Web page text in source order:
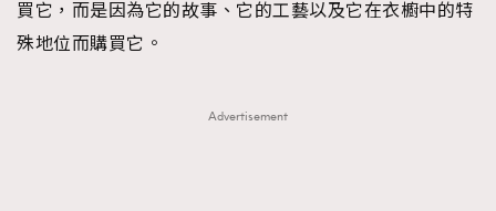
買它，而是因為它的故事、它的工藝以及它在衣櫥中的特
殊地位而購買它。
Advertisement